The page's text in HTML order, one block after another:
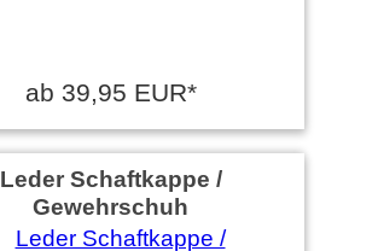
ab 39,95 EUR*
Leder Schaftkappe /
Gewehrschuh